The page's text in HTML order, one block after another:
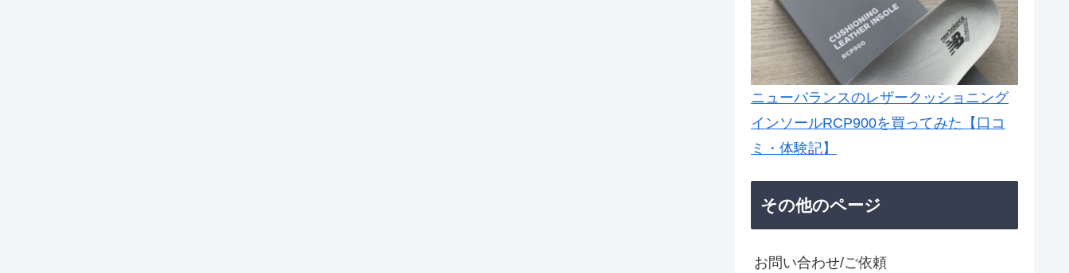
ニューバランスのレザークッショニング
インソールRCP900を買ってみた【口コ
ミ・体験記】
その他のページ
お問い合わせ/ご依頼